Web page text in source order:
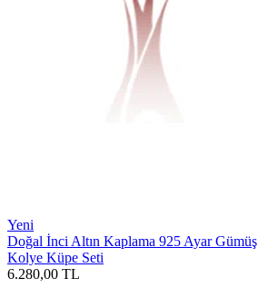
Yeni
Doğal İnci Altın Kaplama 925 Ayar Gümüş
Kolye Küpe Seti
6.280,00 TL